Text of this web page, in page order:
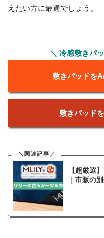
えたい方に最適でしょう。
＼ 冷感敷きパ
敷きパッドを
敷きパッド
【超厳選
｜市販の